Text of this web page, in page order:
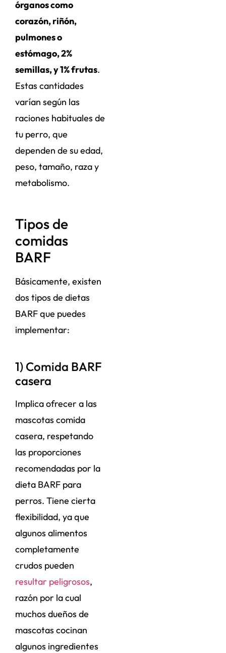
órganos como
corazón, riñón,
pulmones o
estómago, 2%
semillas, y 1% frutas.
Estas cantidades
varían según las
raciones habituales de
tu perro, que
dependen de su edad,
peso, tamaño, raza y
metabolismo.
Tipos de
comidas
BARF
Básicamente, existen
dos tipos de dietas
BARF que puedes
implementar:
1) Comida BARF
casera
Implica ofrecer a las
mascotas comida
casera, respetando
las proporciones
recomendadas por la
dieta BARF para
perros. Tiene cierta
flexibilidad, ya que
algunos alimentos
completamente
crudos pueden
resultar peligrosos,
razón por la cual
muchos dueños de
mascotas cocinan
algunos ingredientes